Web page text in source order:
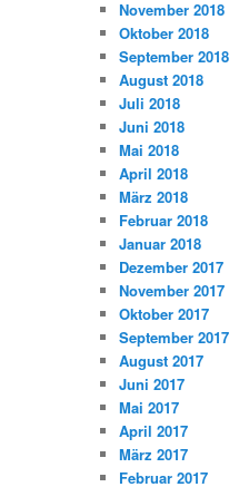
November 2018
Oktober 2018
September 2018
August 2018
Juli 2018
Juni 2018
Mai 2018
April 2018
März 2018
Februar 2018
Januar 2018
Dezember 2017
November 2017
Oktober 2017
September 2017
August 2017
Juni 2017
Mai 2017
April 2017
März 2017
Februar 2017